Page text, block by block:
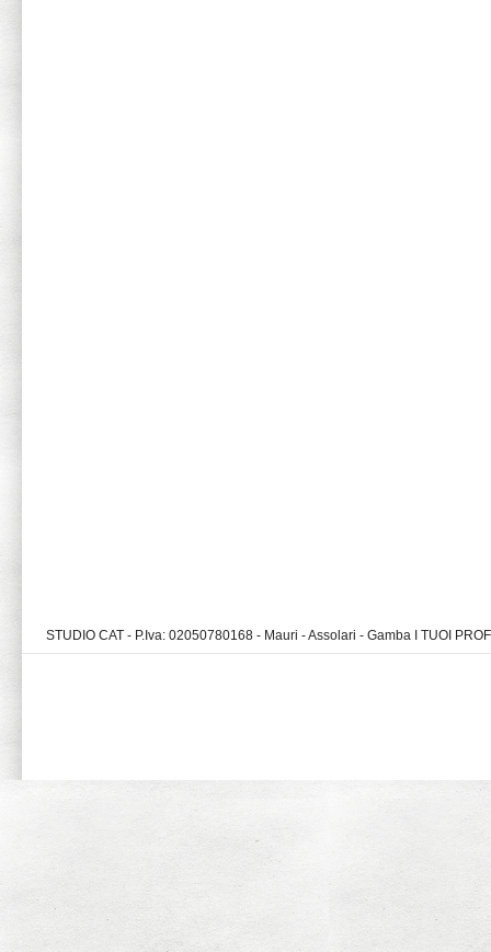
STUDIO CAT - P.Iva: 02050780168 - Mauri - Assolari - Gamba I TUOI